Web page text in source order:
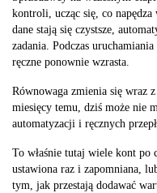
kontroli, ucząc się, co
dane stają się czystsze,
zadania. Podczas
ręczne ponownie wzrasta.
Równowaga zmienia się wraz
miesięcy temu, dziś może nie
automatyzacji i ręcznych
To właśnie tutaj wiele kont po
ustawiona raz i zapomniana,
tym, jak przestają dodawać